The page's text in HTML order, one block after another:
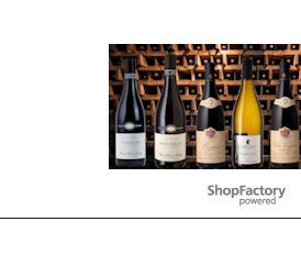
To create online store
ShopFactory eCommerce